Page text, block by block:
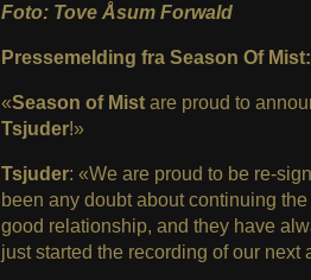
Foto: Tove Åsum Forwald
Pressemelding fra Season Of Mist:
«Season of Mistare proud to
Tsjuder!»
Tsjuder: «We are proud to be re-
been any doubt about continuing
good relationship, and they have
just started the recording of our next